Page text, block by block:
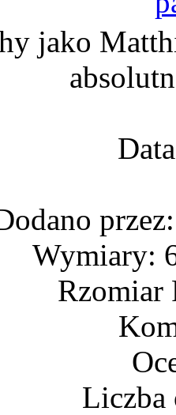
jako
Wymiary:
Rzomiar
Liczba